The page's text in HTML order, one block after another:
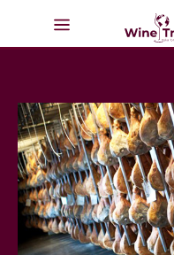
Milano
Valtellina
Italien
Vinturer